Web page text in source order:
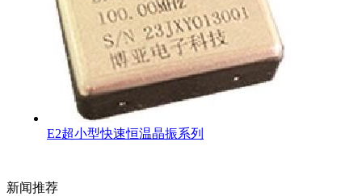
E2超小型快速恒温晶振系列
新闻推荐